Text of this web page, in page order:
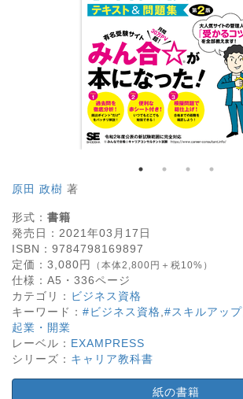
原田 政樹 著
形式： 書籍
発売日： 2021年03月17日
ISBN： 9784798169897
定価： 3,080円 （本体2,800円＋税10%）
仕様： A5・ 336ページ
カテゴリ： ビジネス資格
キーワード： #ビジネス資格 #スキルアップ
起業・開業
レーベル： EXAMPRESS
シリーズ： キャリア教科書
紙の書籍